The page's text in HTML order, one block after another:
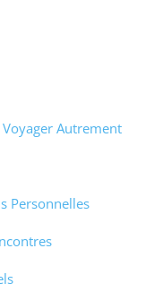
Autrement
Personnelles